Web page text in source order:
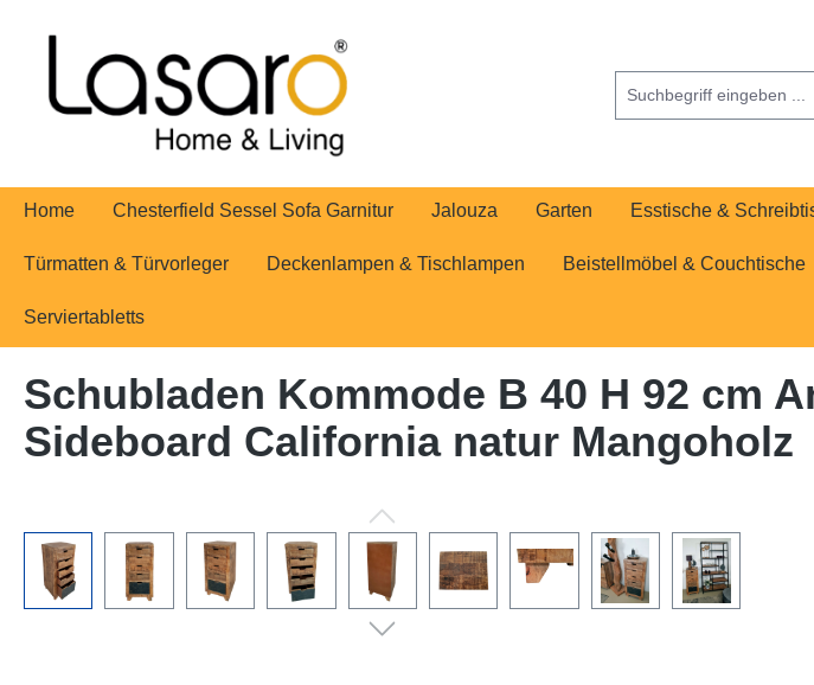
Home Chesterfield Sessel Sofa Garnitur Jalouza Garten Esstische &
Türmatten & Türvorleger Deckenlampen & Tischlampen Beistellmöbel & Couchtische
Serviertabletts
Schubladen Kommode B 40 H 92 cm
Sideboard California natur Mangoholz
Bildergalerie überspringen